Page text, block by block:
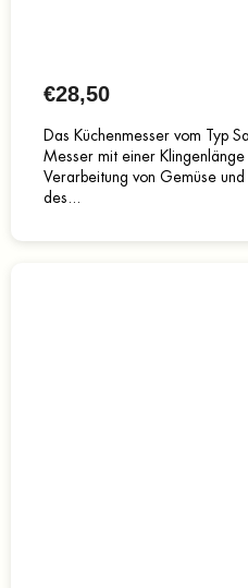
€28,50
Das Küchenmesser vom Typ
Messer mit einer
Verarbeitung von Gemüse
des...